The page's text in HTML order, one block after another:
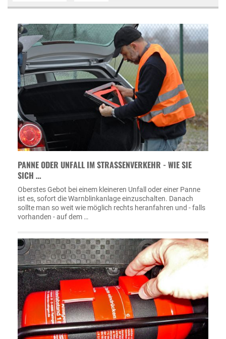
PANNE ODER UNFALL IM STRASSENVERKEHR - WIE SIE S
ICH …
Oberstes Gebot bei einem kleineren Unfall oder einer Panne
ist es, sofort die Warnblinkanlage einzuschalten. Danach
sollte man so weit wie möglich rechts heranfahren und - falls
vorhanden - auf dem …